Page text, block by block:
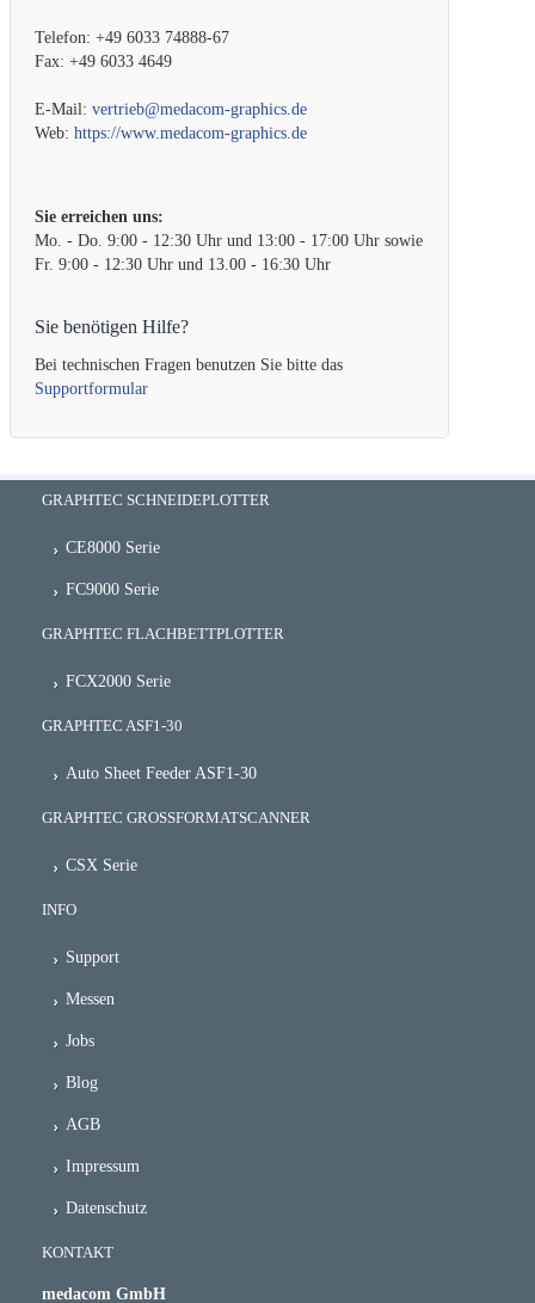
Telefon: +49 6033 74888-67
Fax: +49 6033 4649
E-Mail: vertrieb@medacom-graphics.de
Web: https://www.medacom-graphics.de
Sie erreichen uns:
Mo. - Do. 9:00 - 12:30 Uhr und 13:00 - 17:00 Uhr sowie
Fr. 9:00 - 12:30 Uhr und 13.00 - 16:30 Uhr
Sie benötigen Hilfe?
Bei technischen Fragen benutzen Sie bitte das
Supportformular
GRAPHTEC SCHNEIDEPLOTTER
CE8000 Serie
FC9000 Serie
GRAPHTEC FLACHBETTPLOTTER
FCX2000 Serie
GRAPHTEC ASF1-30
Auto Sheet Feeder ASF1-30
GRAPHTEC GROSSFORMATSCANNER
CSX Serie
INFO
Support
Messen
Jobs
Blog
AGB
Impressum
Datenschutz
KONTAKT
medacom GmbH